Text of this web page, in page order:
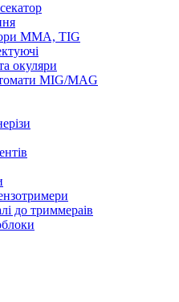
ММА, TIG
окуляри
MIG/MAG
до триммераів